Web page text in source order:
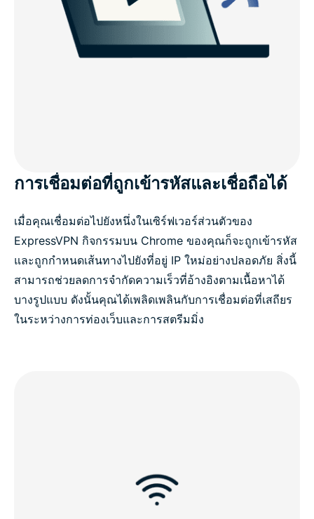
การเชื่อมต่อที่ถูกเข้ารหัสและเชื่อถือได้
เมื่อคุณเชื่อมต่อไปยังหนึ่งในเซิร์ฟเวอร์ส่วนตัวของ
ExpressVPN กิจกรรมบน Chrome ของคุณก็จะถูกเข้ารหัส
และถูกกำหนดเส้นทางไปยังที่อยู่ IP ใหม่อย่างปลอดภัย สิ่งนี้
สามารถช่วยลดการจำกัดความเร็วที่อ้างอิงตามเนื้อหาได้
บางรูปแบบ ดังนั้นคุณได้เพลิดเพลินกับการเชื่อมต่อที่เสถียร
ในระหว่างการท่องเว็บและการสตรีมมิ่ง